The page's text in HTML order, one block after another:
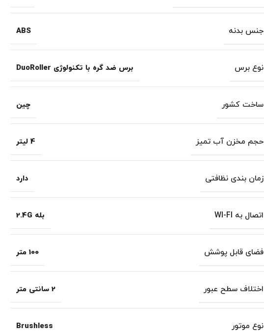
جنس بدنه ABS
نوع برس برس ضد گره با تکنولوژی DuoRoller
ساخت کشور چین
حجم مخزن آب تمیز 4 لیتر
زمان بندی نظافتی دارد
اتصال به WI-FI بله 2.4G
فضای قابل پوشش 100 متر
اختلاف سطح عبور 2 سانتی متر
نوع موتور Brushless